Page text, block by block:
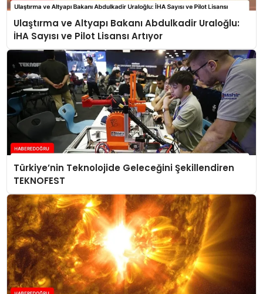
Ulaştırma ve Altyapı Bakanı Abdulkadir Uraloğlu:
İHA Sayısı ve Pilot Lisansı Artıyor
Türkiye’nin Teknolojide Geleceğini Şekillendiren
TEKNOFEST